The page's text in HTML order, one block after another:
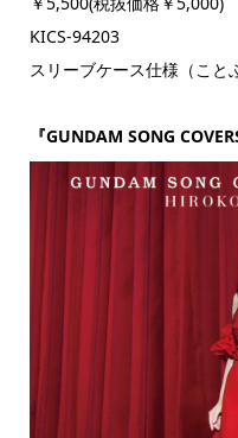
KICS-94203
スリーブケース仕様（こと
『GUNDAM SONG